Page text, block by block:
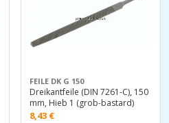
FEILE DK G 150
Dreikantfeile (DIN 7261-C), 150
mm, Hieb 1 (grob-bastard)
8,43 €